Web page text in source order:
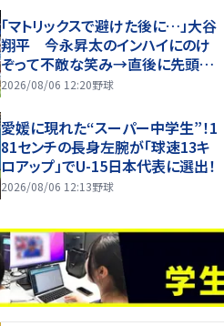
「マトリックスで避けた後に…」大谷
翔平 今永昇太のインハイにのけ
ぞって不敵な笑み→直後に先頭打
者弾 ファン注目「笑顔の圧をかけ
2026/08/06 12:20野球
愛媛に現れた“スーパー中学生”！1
81センチの長身左腕が「球速13キ
ロアップ」でU-15日本代表に選出！
2026/08/06 12:13野球